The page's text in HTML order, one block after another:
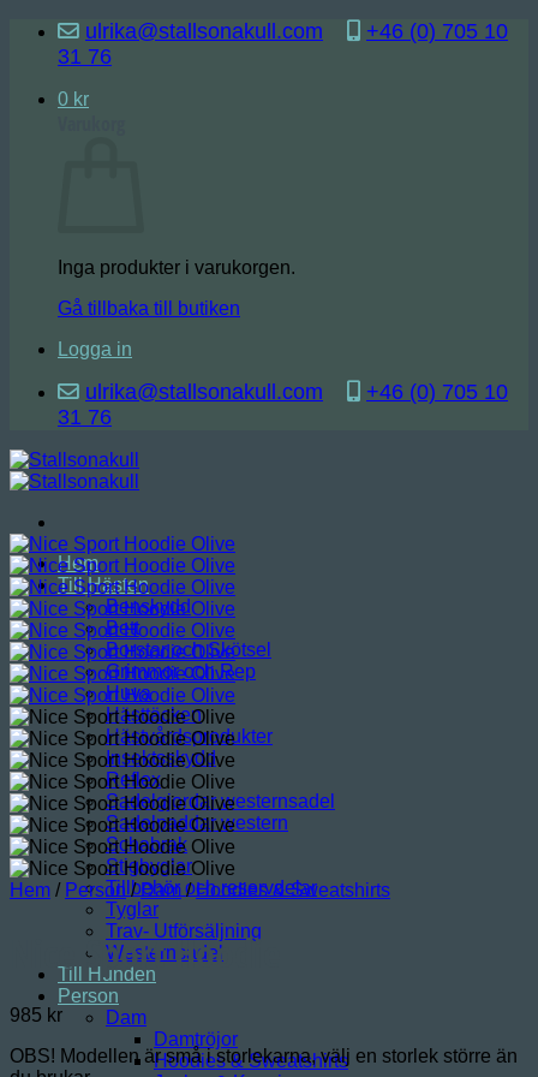
Skip
content
ulrika@stallsonakull.com
+46 (0) 705 10
31 76
0 kr
Inga produkter i varukorgen.
Gå tillbaka till butiken
Logga in
ulrika@stallsonakull.com
+46 (0) 705 10
31 76
Hem
Till Hästen
Benskydd
Bett
Borstar och Skötsel
Grimmor och Rep
Huva
Hästtäcken
Hästvårdsprodukter
Insektsskydd
Reflex
Sadelgjordar westernsadel
Sadelpaddar western
Schabrak
Stigbyglar
Tillbehör och reservdelar
Tyglar
Trav- Utförsäljning
Westernsadel
Till Hunden
Person
Dam
Damtröjor
Hoodies & Sweatshirts
Hem / Person / Dam / Hoodies & Sweatshirts
Nice Sport Hoodie
985 kr
OBS! Modellen är små i storlekarna, välj en storlek större än